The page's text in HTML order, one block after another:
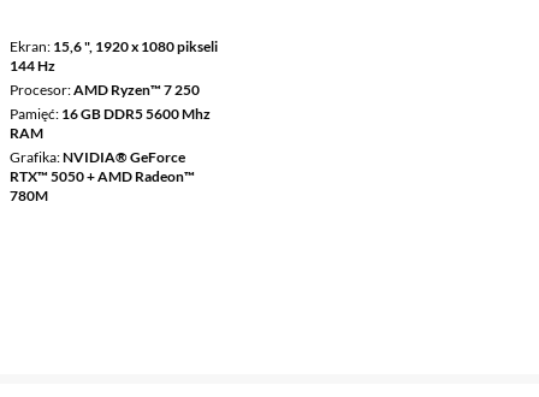
Ekran 15,6 ", 1920 x 1080 pikseli
144 Hz
Procesor AMD Ryzen™ 7 250
Pamięć 16 GB DDR5 5600 Mhz
RAM
Grafika NVIDIA® GeForce
RTX™ 5050 + AMD Radeon™
780M